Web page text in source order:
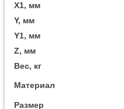
X1, мм
Y, мм
Y1, мм
Z, мм
Вес, кг
Материал
Размер